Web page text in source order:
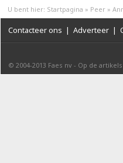
U bent hier: Startpagina » Peer »
Contacteer ons | Adverteer |
© 2004-2013 Faes nv - Op de